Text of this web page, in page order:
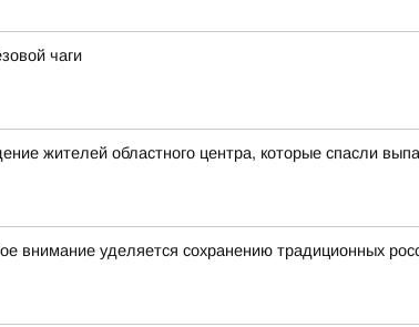
чаги
жителей областного центра, которые спасли
внимание уделяется сохранению традиционных